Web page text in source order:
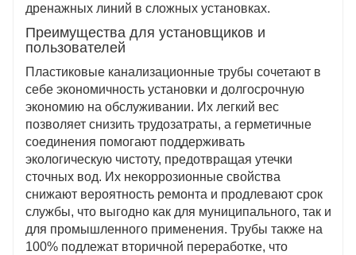
дренажных линий в сложных установках.
Преимущества для установщиков и
пользователей
Пластиковые канализационные трубы сочетают в
себе экономичность установки и долгосрочную
экономию на обслуживании. Их легкий вес
позволяет снизить трудозатраты, а герметичные
соединения помогают поддерживать
экологическую чистоту, предотвращая утечки
сточных вод. Их некоррозионные свойства
снижают вероятность ремонта и продлевают срок
службы, что выгодно как для муниципального, так и
для промышленного применения. Трубы также на
100% подлежат вторичной переработке, что